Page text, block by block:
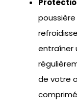
entraîner
de votre